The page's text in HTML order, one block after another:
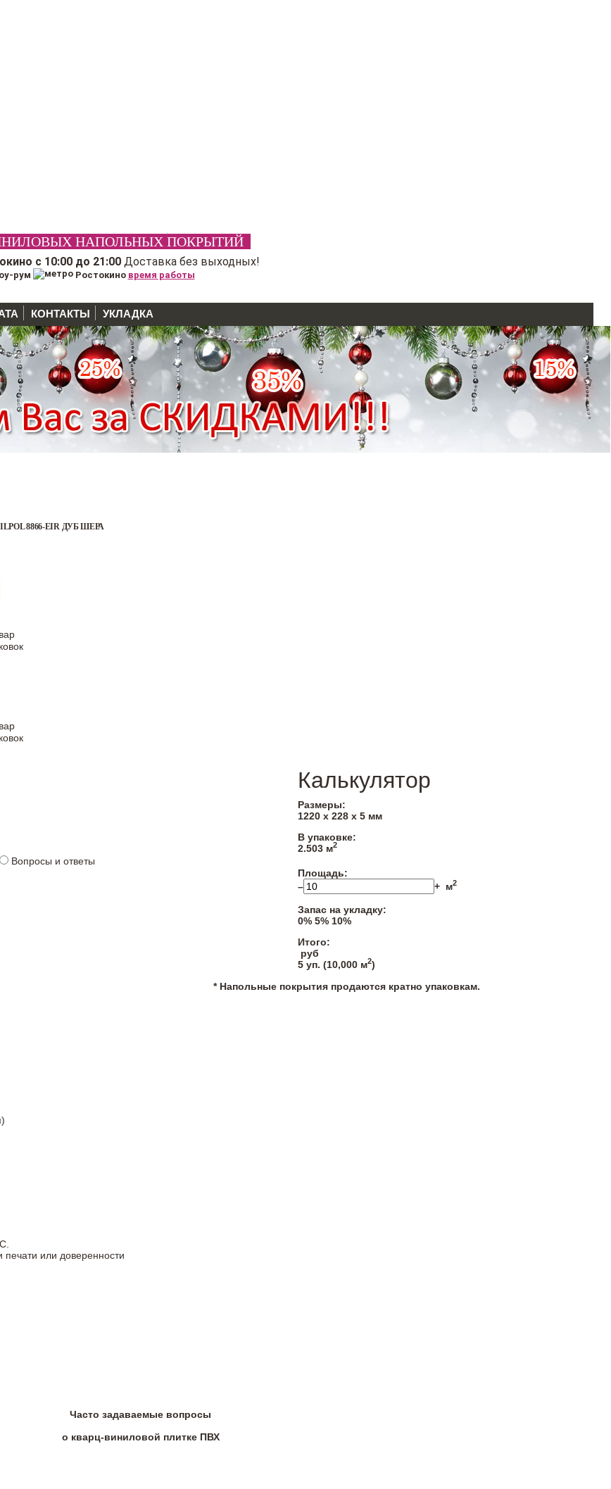
НАПОЛЬНЫХ ПОКРЫТИЙ
с 10:00 до 21:00 Доставка без выходных!
рум Ростокино время работы
КОНТАКТЫ УКЛАДКА
8866-EIR ДУБ ШЕРА
Калькулятор
Размеры:
1220 х 228 х 5 мм
В упаковке:
2.503 м2
Площадь:
–
+ м2
Запас на укладку:
0% 5% 10%
Итого:
руб
5 уп. (10,000 м2)
* Напольные покрытия продаются кратно упаковкам.
Вопросы и ответы
или доверенности
Часто задаваемые вопросы
о кварц-виниловой плитке ПВХ